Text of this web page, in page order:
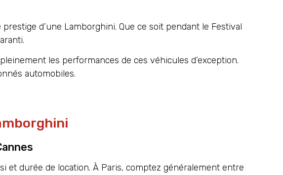
d’une Lamborghini. Que ce soit pendant le Festival
les performances de ces véhicules d’exception.
automobiles.
et durée de location. À Paris, comptez généralement entre